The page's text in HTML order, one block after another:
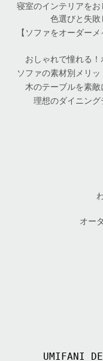
寝室のインテリアを
色選びと失
【ソファをオーダー
おしゃれで憧れる
ソファの素材別メリ
木のテーブルを素
理想のダイニング
オー